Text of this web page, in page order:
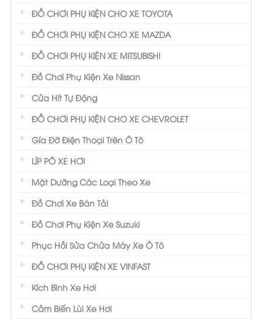
ĐỒ CHƠI PHỤ KIỆN CHO XE TOYOTA
ĐỒ CHƠI PHỤ KIỆN CHO XE MAZDA
ĐỒ CHƠI PHỤ KIỆN XE MITSUBISHI
Đồ Chơi Phụ Kiện Xe Nissan
Cửa Hít Tự Động
ĐỒ CHƠI PHỤ KIỆN CHO XE CHEVROLET
Gía Đỡ Điện Thoại Trên Ô Tô
LÍP PÔ XE HƠI
Mặt Dưỡng Các Loại Theo Xe
Đồ Chơi Xe Bán Tải
Đồ Chơi Phụ Kiện Xe Suzuki
Phục Hồi Sửa Chửa Máy Xe Ô Tô
ĐỒ CHƠI PHỤ KIỆN XE VINFAST
Kích Bình Xe Hơi
Cảm Biến Lùi Xe Hơi